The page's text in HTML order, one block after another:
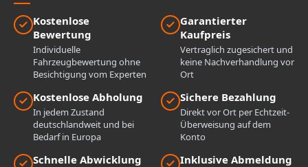
Kostenlose
Bewertung
Individuelle
Fahrzeugbewertung ohne
Besichtigung vom Experten
Garantierter
Kaufpreis
Vertraglich zugesichert und
keine Nachverhandlung vor
Ort
Kostenlose Abholung
In jedem Zustand
deutschlandweit und bei
Bedarf in Europa
Sichere Bezahlung
Direkt vor Ort per Echtzeit-
Überweisung auf dem
Konto
Schnelle Abwicklung Inklusive Abmeldung